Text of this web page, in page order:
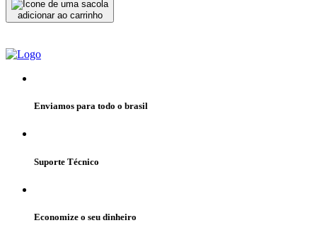
adicionar ao carrinho
Enviamos para todo o brasil
Suporte Técnico
Economize o seu dinheiro